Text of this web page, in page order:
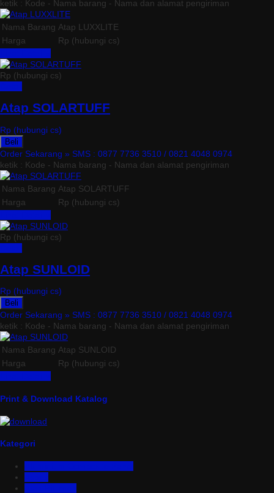
ketik : Kode - Nama barang - Nama dan alamat pengiriman
Nama Barang Atap LUXXLITE
Harga
Rp (hubungi cs)
Rp (hubungi cs)
Atap SOLARTUFF
Rp (hubungi cs)
Beli
Order Sekarang » SMS : 0877 7736 3510 / 0821 4048 0974
ketik : Kode - Nama barang - Nama dan alamat pengiriman
Nama Barang Atap SOLARTUFF
Harga
Rp (hubungi cs)
Rp (hubungi cs)
Atap SUNLOID
Rp (hubungi cs)
Beli
Order Sekarang » SMS : 0877 7736 3510 / 0821 4048 0974
ketik : Kode - Nama barang - Nama dan alamat pengiriman
Nama Barang Atap SUNLOID
Harga
Rp (hubungi cs)
Print & Download Katalog
Kategori